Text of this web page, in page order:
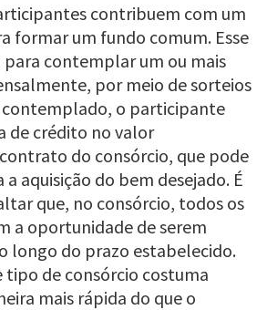
contribuem com um
formar um fundo comum. Esse
contemplar um ou mais
por meio de sorteios
contemplado, o participante
de crédito no valor
do consórcio, que pode
aquisição do bem desejado. É
que, no consórcio, todos os
a oportunidade de serem
longo do prazo estabelecido.
tipo de consórcio costuma
mais rápida do que o